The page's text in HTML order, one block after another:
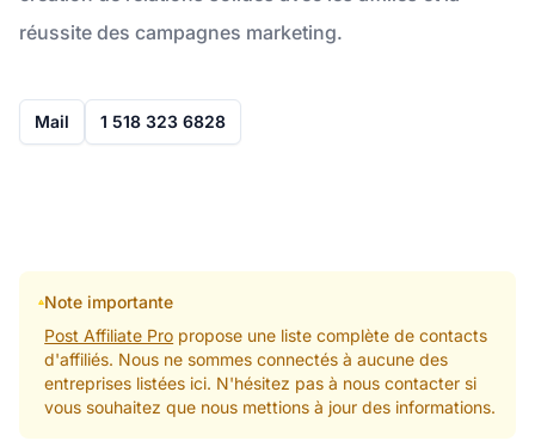
réussite des campagnes marketing.
Mail 1 518 323 6828
Note importante
Post Affiliate Pro propose une liste complète de contacts
d'affiliés. Nous ne sommes connectés à aucune des
entreprises listées ici. N'hésitez pas à nous contacter si
vous souhaitez que nous mettions à jour des informations.